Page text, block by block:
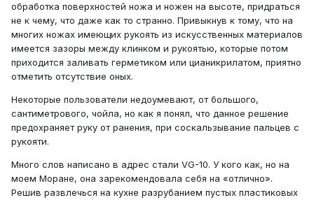
обработка поверхностей ножа и ножен на высоте, придраться
не к чему, что даже как то странно. Привыкнув к тому, что на
многих ножах имеющих рукоять из искусственных материалов
имеется зазоры между клинком и рукоятью, которые потом
приходится заливать герметиком или цианикрилатом, приятно
отметить отсутствие оных.
Некоторые пользователи недоумевают, от большого,
сантиметрового, чойла, но как я понял, что данное решение
предохраняет руку от ранения, при соскальзывание пальцев с
рукояти.
Много слов написано в адрес стали VG-10. У кого как, но на
моем Моране, она зарекомендовала себя на «отлично».
Решив развлечься на кухне разрубанием пустых пластиковых